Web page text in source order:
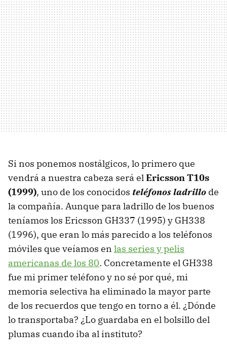
Si nos ponemos nostálgicos, lo primero que
vendrá a nuestra cabeza será elEricsson T10s
(1999), uno de los conocidos teléfonos ladrillo de
la compañía. Aunque para ladrillo de los buenos
teníamos los Ericsson GH337 (1995) y GH338
(1996), que eran lo más parecido a los teléfonos
móviles que veíamos en las series y pelis
americanas de los 80. Concretamente el GH338
fue mi primer teléfono y no sé por qué, mi
memoria selectiva ha eliminado la mayor parte
de los recuerdos que tengo en torno a él. ¿Dónde
lo transportaba? ¿Lo guardaba en el bolsillo del
plumas cuando iba al instituto?